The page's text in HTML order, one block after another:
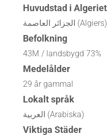
Huvudstad i Algeriet
الجزائر العاصمة (Algiers)
Befolkning
43M / landsbygd 73%
Medelålder
29 år gammal
Lokalt språk
العربية (Arabiska)
Viktiga Städer